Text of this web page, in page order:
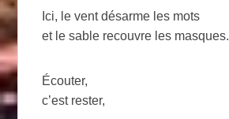
Ici, le vent désarme les mots
et le sable recouvre les masques.
Écouter,
c’est rester,